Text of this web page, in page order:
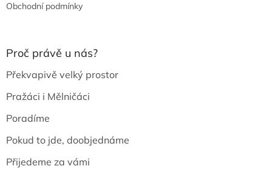
Obchodní podmínky
Proč právě u nás?
Překvapivě velký prostor
Pražáci i Mělničáci
Poradíme
Pokud to jde, doobjednáme
Přijedeme za vámi